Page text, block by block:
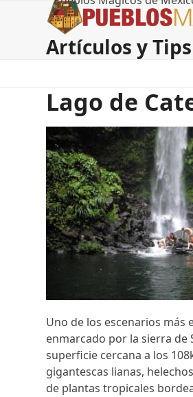
Artículos y
Lago de
Uno de los escenarios más
enmarcado por la sierra de
superficie cercana a los
gigantescas lianas,
de plantas tropicales